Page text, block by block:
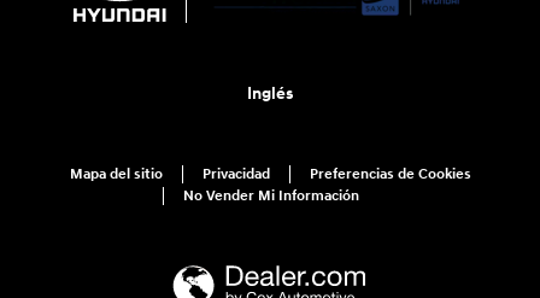
Inglés
Mapa del sitio Privacidad
Preferencias de Cookies
No Vender Mi Información